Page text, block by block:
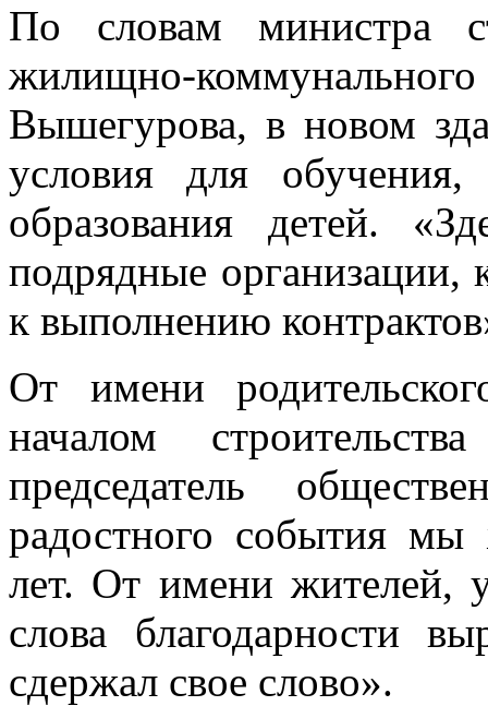
По словам министра
жилищно-коммунального
Вышегурова, в новом
условия для обучения,
образования детей.
подрядные организации,
к выполнению
От имени
началом
председатель
радостного события
лет. От имени жителей,
слова благодарности
сдержал свое слово».